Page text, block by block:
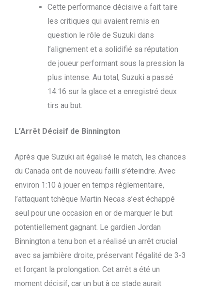
Cette performance décisive a fait taire
les critiques qui avaient remis en
question le rôle de Suzuki dans
l’alignement et a solidifié sa réputation
de joueur performant sous la pression la
plus intense. Au total, Suzuki a passé
14:16 sur la glace et a enregistré deux
tirs au but.
L’Arrêt Décisif de Binnington
Après que Suzuki ait égalisé le match, les chances
du Canada ont de nouveau failli s’éteindre. Avec
environ 1:10 à jouer en temps réglementaire,
l’attaquant tchèque Martin Necas s’est échappé
seul pour une occasion en or de marquer le but
potentiellement gagnant. Le gardien Jordan
Binnington a tenu bon et a réalisé un arrêt crucial
avec sa jambière droite, préservant l’égalité de 3-3
et forçant la prolongation. Cet arrêt a été un
moment décisif, car un but à ce stade aurait